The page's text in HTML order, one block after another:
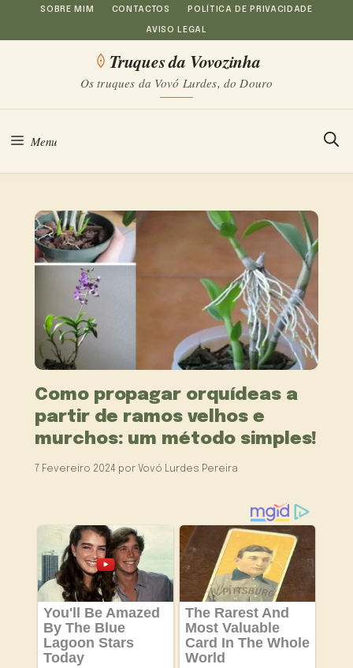
Saltar
para
conteúdo
SOBRE MIM CONTACTOS POLÍTICA DE PRIVACIDADE
AVISO LEGAL
Truques da Vovozinha
Os truques da Vovó Lurdes, do Douro
Menu
Como propagar orquídeas a
partir de ramos velhos e
murchos: um método simples!
7 Fevereiro 2024 por Vovó Lurdes Pereira